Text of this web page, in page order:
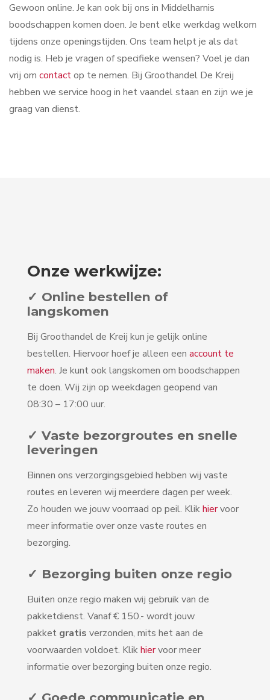
Gewoon online. Je kan ook bij ons in Middelharnis
boodschappen komen doen. Je bent elke werkdag welkom
tijdens onze openingstijden. Ons team helpt je als dat
nodig is. Heb je vragen of specifieke wensen? Voel je dan
vrij om contactop te nemen. Bij Groothandel De Kreij
hebben we service hoog in het vaandel staan en zijn we je
graag van dienst.
Onze werkwijze:
✓ Online bestellen of
langskomen
Bij Groothandel de Kreij kun je gelijk online
bestellen. Hiervoor hoef je alleen een account te
maken. Je kunt ook langskomen om boodschappen
te doen. Wij zijn op weekdagen geopend van
08:30 – 17:00 uur.
✓ Vaste bezorgroutes en snelle
leveringen
Binnen ons verzorgingsgebied hebben wij vaste
routes en leveren wij meerdere dagen per week.
Zo houden we jouw voorraad op peil. Klikhiervoor
meer informatie over onze vaste routes en
bezorging.
✓ Bezorging buiten onze regio
Buiten onze regio maken wij gebruik van de
pakketdienst. Vanaf € 150.- wordt jouw
pakket gratis verzonden, mits het aan de
voorwaarden voldoet. Klikhiervoor meer
informatie over bezorging buiten onze regio.